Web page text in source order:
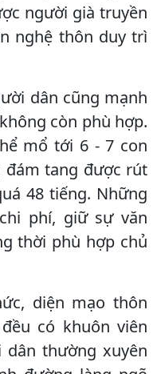
người già truyền
nghệ thôn duy trì
dân cũng mạnh
còn phù hợp.
mổ tới 6 - 7 con
đám tang được rút
48 tiếng. Những
phí, giữ sự văn
thời phù hợp chủ
diện mạo thôn
có khuôn viên
dân thường xuyên